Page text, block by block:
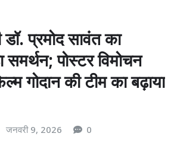
डॉ. प्रमोद सावंत का
समर्थन; पोस्टर विमोचन
गोदान की टीम का बढ़ाया
जनवरी 9, 2026 0